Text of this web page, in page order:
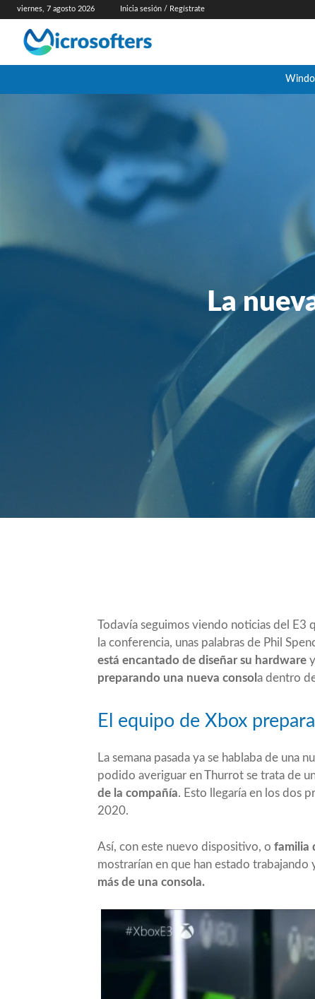
viernes, 7 agosto 2026 Inicia sesión / Regístrate
La
Todavía seguimos viendo noticias del
la conferencia, unas palabras de Phil
está encantado de diseñar su hardware
preparando una nueva consol a dentro
El equipo de Xbox
La semana pasada ya se hablaba de una
podido averiguar enThurrot se trata de
de la compañía. Esto llegaría en los dos
2020.
Así, con este nuevo dispositivo, o familia
mostrarían en que han estado trabajando
más de una consola.